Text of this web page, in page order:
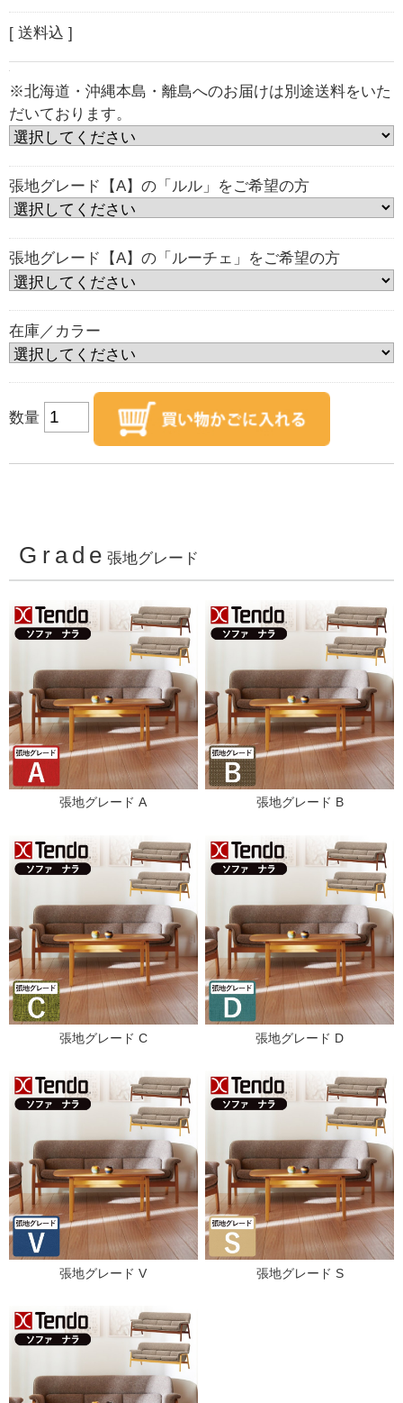
[ 送料込 ]
※北海道・沖縄本島・離島へのお届けは別途送料をいた
だいております。
張地グレード【A】の「ルル」をご希望の方
張地グレード【A】の「ルーチェ」をご希望の方
在庫／カラー
数量
Grade 張地グレード
張地グレード A 張地グレード B
張地グレード C 張地グレード D
張地グレード V 張地グレード S